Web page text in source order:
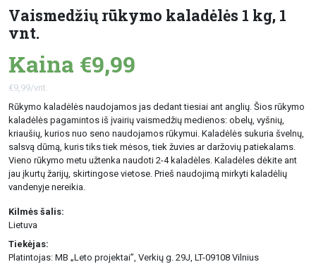
Vaismedžių rūkymo kaladėlės 1 kg, 1
vnt.
Kaina €9,99
€9,99/vnt.
Rūkymo kaladėlės naudojamos jas dedant tiesiai ant anglių. Šios rūkymo
kaladėlės pagamintos iš įvairių vaismedžių medienos: obelų, vyšnių,
kriaušių, kurios nuo seno naudojamos rūkymui. Kaladėlės sukuria švelnų,
salsvą dūmą, kuris tiks tiek mėsos, tiek žuvies ar daržovių patiekalams.
Vieno rūkymo metu užtenka naudoti 2-4 kaladėles. Kaladėles dėkite ant
jau įkurtų žarijų, skirtingose vietose. Prieš naudojimą mirkyti kaladėlių
vandenyje nereikia.
Kilmės šalis:
Lietuva
Tiekėjas:
Platintojas: MB „Leto projektai”, Verkių g. 29J, LT-09108 Vilnius